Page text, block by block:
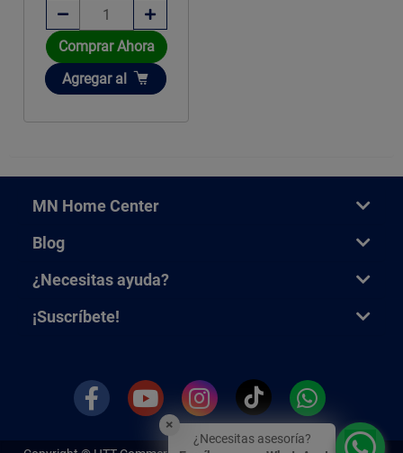
Comprar Ahora
Añadir
Agregar al
MN Home Center
Blog
¿Necesitas ayuda?
¡Suscríbete!
×
¿Necesitas asesoría?